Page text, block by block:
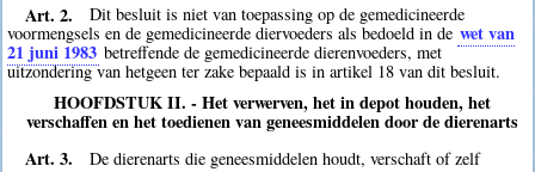
Art. 2.
Dit besluit is niet van toepassing op de gemedicineerde
voormengsels en de gemedicineerde diervoeders als bedoeld in de wet van
21 juni 1983 betreffende de gemedicineerde dierenvoeders, met
uitzondering van hetgeen ter zake bepaald is in artikel 18 van dit besluit.
HOOFDSTUK II. - Het verwerven, het in depot houden, het
verschaffen en het toedienen van geneesmiddelen door de dierenarts
Art. 3.
De dierenarts die geneesmiddelen houdt, verschaft of zelf